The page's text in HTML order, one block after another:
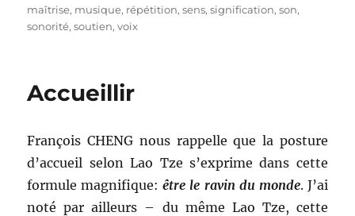
maîtrise, musique, répétition,sens,signification,son,
sonorité,soutien,voix
Accueillir
François CHENG nous rappelle que la posture
d’accueil selon Lao Tze s’exprime dans cette
formule magnifique:être le ravin du monde. J’ai
noté par ailleurs – du même Lao Tze, cette